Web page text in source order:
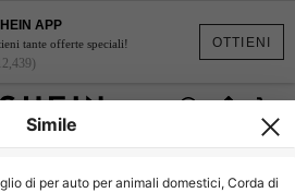
OTTIENI
APP
tante offerte speciali!
Simile
di per auto per animali domestici, Corda di